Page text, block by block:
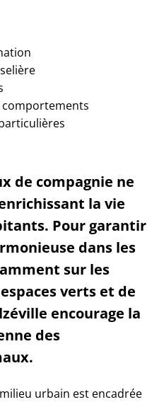
comportements
de compagnie ne
la vie
Pour garantir
dans les
sur les
verts et de
encourage la
des
urbain est encadrée